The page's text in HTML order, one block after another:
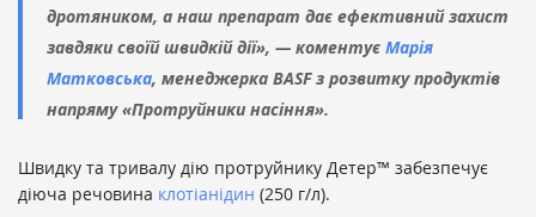
дротяником, а наш препарат дає ефективний захист
завдяки своїй швидкій дії», — коментує Марія
Матковська, менеджерка BASF з розвитку продуктів
напряму «Протруйники насіння».
Швидку та тривалу дію протруйнику Детер™ забезпечує
діюча речовина клотіанідин (250 г/л).